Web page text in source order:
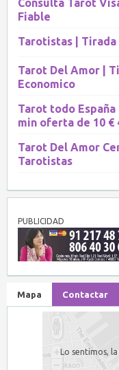
Consulta Tarot
Fiable
Tarotistas |
Tarot Del Amor |
Economico
Tarot todo España
min oferta de 10 €
Tarot Del Amor
Tarotistas
PUBLICIDAD
Mapa Contactar
Lo sentimos,